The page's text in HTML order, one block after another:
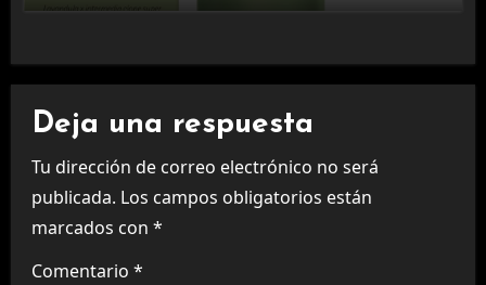
Deja una respuesta
Tu dirección de correo electrónico no será
publicada. Los campos obligatorios están
marcados con *
Comentario *